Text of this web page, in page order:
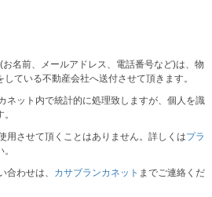
名前、メールアドレス、電話番号など)は、物
ている不動産会社へ送付させて頂きます。
ネット内で統計的に処理致しますが、個人を識
用させて頂くことはありません。詳しくはプラ
合わせは、 カサブランカネット までご連絡くだ